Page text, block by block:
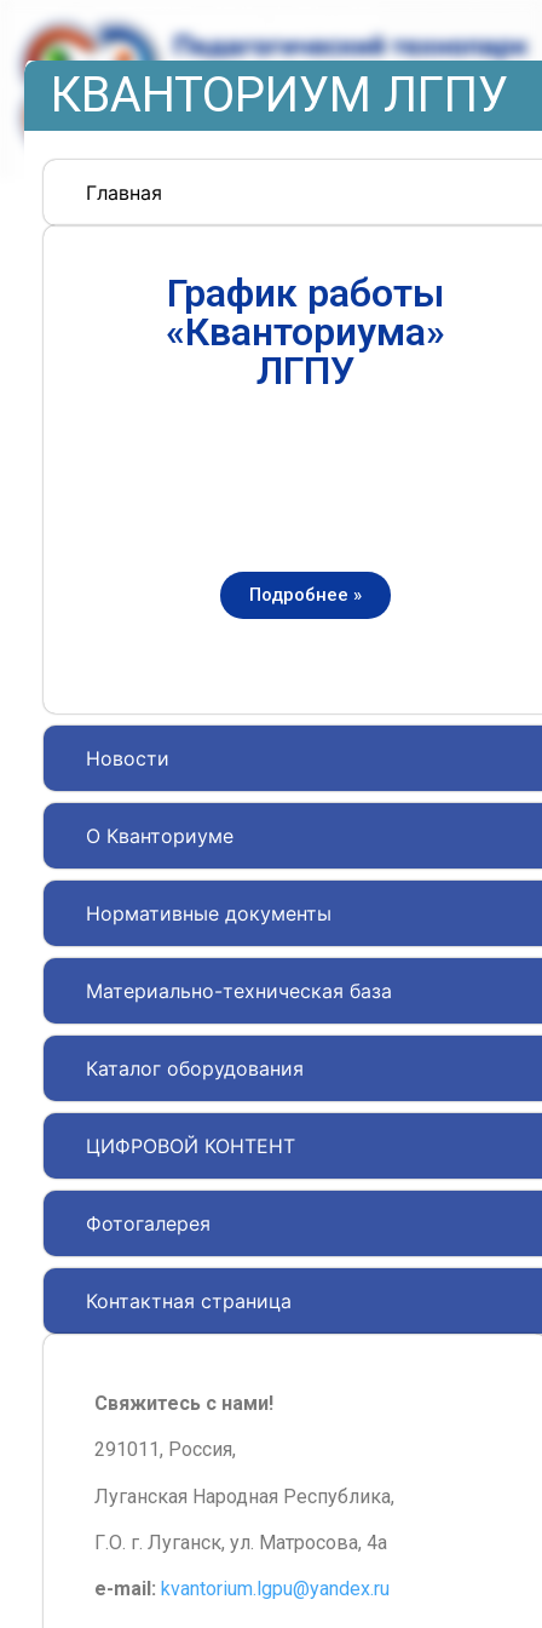
КВАНТОРИУМ ЛГПУ
Главная
Новости
О Кванториуме
Нормативные документы
Материально-техническая база
Каталог оборудования
ЦИФРОВОЙ КОНТЕНТ
Фотогалерея
Контактная страница
График работы
«Кванториума»
ЛГПУ
Подробнее »
Свяжитесь с нами!
291011, Россия,
Луганская Народная Республика,
Г.О. г. Луганск, ул. Матросова, 4а
e-mail: kvantorium.lgpu@yandex.ru